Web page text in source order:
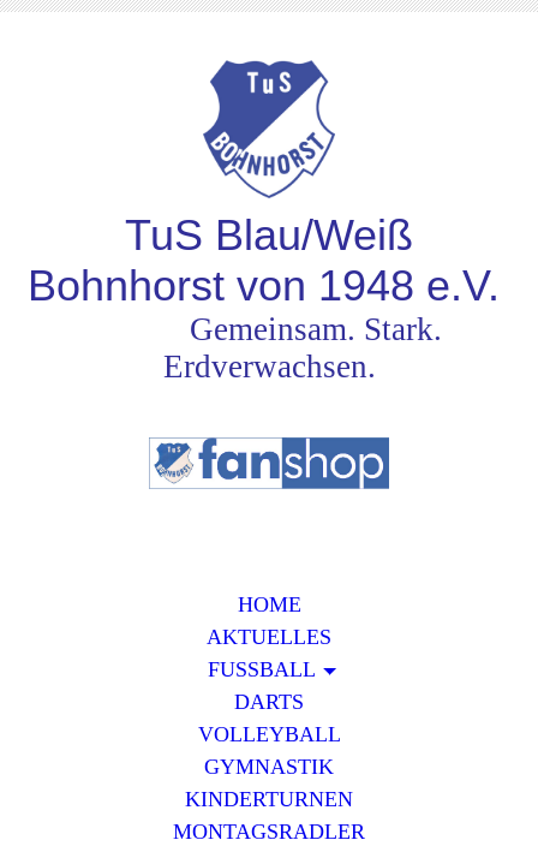
TuS Blau/Weiß
Bohnhorst von 1948 e.V.
Gemeinsam. Stark.
Erdverwachsen.
HOME
AKTUELLES
FUSSBALL
DARTS
VOLLEYBALL
GYMNASTIK
KINDERTURNEN
MONTAGSRADLER